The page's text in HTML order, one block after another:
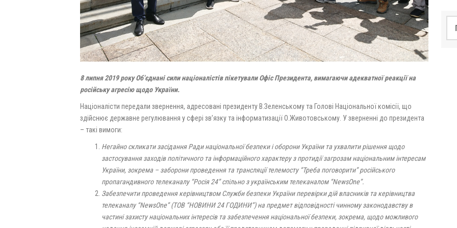
8 липня 2019 року Об’єднані сили націоналістів пікетували Офіс Президента, вимагаючи адекватної реакції на
російську агресію щодо України.
Націоналісти передали звернення, адресовані президенту В.Зеленському та Голові Національної комісії, що
здійснює державне регулювання у сфері зв’язку та інформатизації О.Животовському. У зверненні до президента
– такі вимоги:
Негайно скликати засідання Ради національної безпеки і оборони України та ухвалити рішення щодо
застосування заходів політичного та інформаційного характеру з протидії загрозам національним інтересам
України, зокрема – заборони проведення та трансляції телемосту “Треба поговорити” російського
пропагандивного телеканалу “Росія 24” спільно з українським телеканалом “NewsOne”.
Забезпечити проведення керівництвом Служби безпеки України перевірки дій власників та керівництва
телеканалу “NewsOne” (ТОВ “НОВИНИ 24 ГОДИНИ”) на предмет відповідності чинному законодавству в
частині захисту національних інтересів та забезпечення національної безпеки, зокрема, щодо можливого